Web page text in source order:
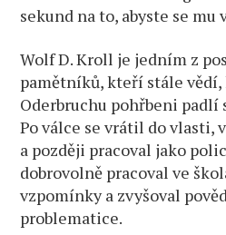
sekund na to, abyste se mu
Wolf D. Kroll je jedním z
pamětníků, kteří stále vědí,
Oderbruchu pohřbeni padlí
Po válce se vrátil do vlasti,
a později pracoval jako
dobrovolně pracoval ve
vzpomínky a zvyšoval
problematice.